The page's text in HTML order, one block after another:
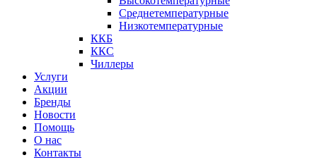
Среднетемпературные
Низкотемпературные
ККБ
ККС
Чиллеры
Услуги
Акции
Бренды
Новости
Помощь
О нас
Контакты